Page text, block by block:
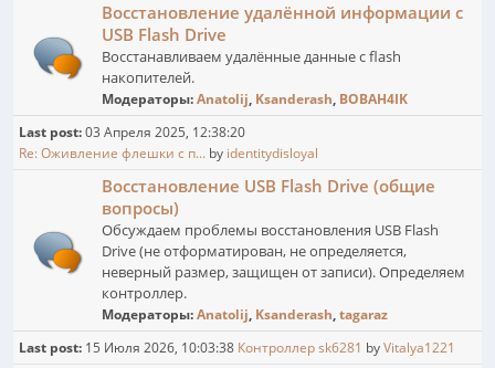
Восстановление удалённой информации с
USB Flash Drive
Восстанавливаем удалённые данные с flash
накопителей.
Модераторы:Anatolij, Ksanderash, BOBAH4IK
Last post:03 Апреля 2025, 12:38:20
Re: Оживление флешки с п... by identitydisloyal
Восстановление USB Flash Drive (общие
вопросы)
Обсуждаем проблемы восстановления USB Flash
Drive (не отформатирован, не определяется,
неверный размер, защищен от записи). Определяем
контроллер.
Модераторы:Anatolij, Ksanderash,tagaraz
Last post: 15 Июля 2026, 10:03:38 Контроллер sk6281 byVitalya1221